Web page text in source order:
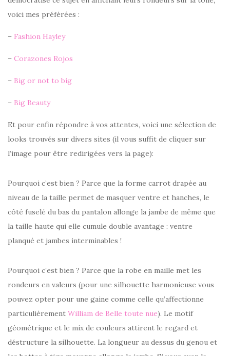
voici mes préférées :
– Fashion Hayley
– Corazones Rojos
– Big or not to big
– Big Beauty
Et pour enfin répondre à vos attentes, voici une sélection de
looks trouvés sur divers sites (il vous suffit de cliquer sur
l’image pour être redirigées vers la page):
Pourquoi c’est bien ? Parce que la forme carrot drapée au
niveau de la taille permet de masquer ventre et hanches, le
côté fuselé du bas du pantalon allonge la jambe de même que
la taille haute qui elle cumule double avantage : ventre
planqué et jambes interminables !
Pourquoi c’est bien ? Parce que la robe en maille met les
rondeurs en valeurs (pour une silhouette harmonieuse vous
pouvez opter pour une gaine comme celle qu’affectionne
particulièrement William de Belle toute nue). Le motif
géométrique et le mix de couleurs attirent le regard et
déstructure la silhouette. La longueur au dessus du genou et